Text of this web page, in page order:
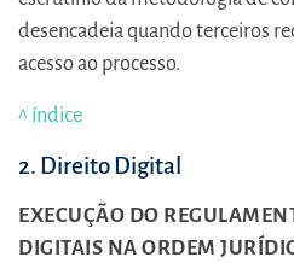
desencadeia quando terceiros
acesso ao processo.
^ índice
2. Direito Digital
EXECUÇÃO DO
DIGITAIS NA ORDEM